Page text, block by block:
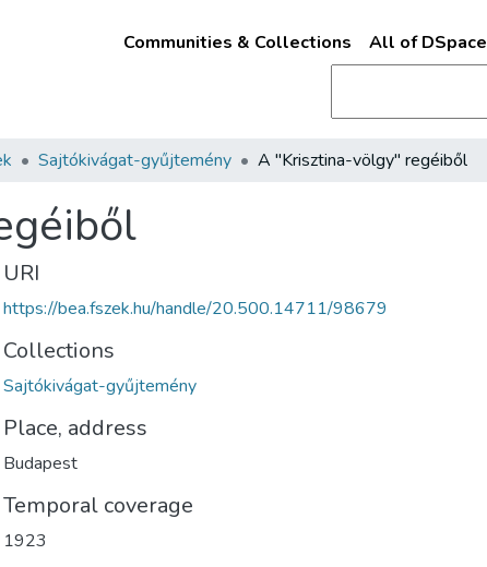
Communities & Collections All of DSpace
Sajtókivágat-gyűjtemény A "Krisztina-völgy" regéiből
URI
https://bea.fszek.hu/handle/20.500.14711/98679
Collections
Sajtókivágat-gyűjtemény
Place, address
Budapest
Temporal coverage
1923